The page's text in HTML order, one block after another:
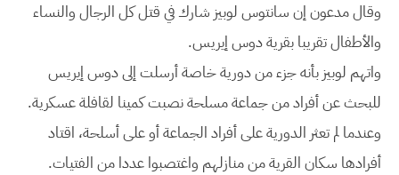
وقال مدعون إن سانتوس لوبيز شارك في قتل كل الرجال والنساء
والأطفال تقريبا بقرية دوس إيريس.
واتهم لوبيز بأنه جزء من دورية خاصة أرسلت إلى دوس إيريس
للبحث عن أفراد من جماعة مسلحة نصبت كمينا لقافلة عسكرية.
وعندما لم تعثر الدورية على أفراد الجماعة أو على أسلحة، اقتاد
أفرادها سكان القرية من منازلهم واغتصبوا عددا من الفتيات.